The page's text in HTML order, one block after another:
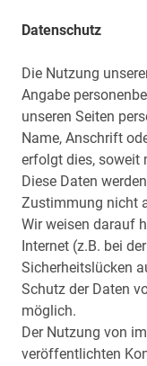
Datenschutz
Die Nutzung
Angabe
unseren Seiten
Name, Anschrift
erfolgt dies, soweit
Diese Daten
Zustimmung nicht
Wir weisen darauf
Internet (z.B. bei
Sicherheitslücken
Schutz der Daten
möglich.
Der Nutzung von
veröffentlichten